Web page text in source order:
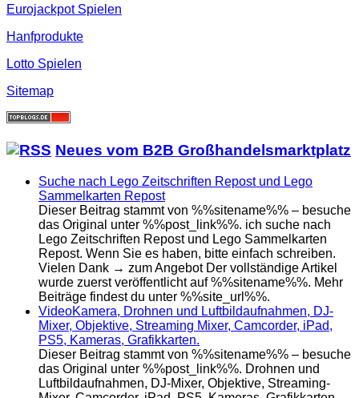
Eurojackpot Spielen
Hanfprodukte
Lotto Spielen
Sitemap
Neues vom B2B Großhandelsmarktplatz
Suche nach Lego Zeitschriften Repost und Lego
Sammelkarten Repost
Dieser Beitrag stammt von %%sitename%% – besuche
das Original unter %%post_link%%. ich suche nach
Lego Zeitschriften Repost und Lego Sammelkarten
Repost. Wenn Sie es haben, bitte einfach schreiben.
Vielen Dank → zum Angebot Der vollständige Artikel
wurde zuerst veröffentlicht auf %%sitename%%. Mehr
Beiträge findest du unter %%site_url%%.
VideoKamera, Drohnen und Luftbildaufnahmen, DJ-
Mixer, Objektive, Streaming Mixer, Camcorder, iPad,
PS5, Kameras, Grafikkarten.
Dieser Beitrag stammt von %%sitename%% – besuche
das Original unter %%post_link%%. Drohnen und
Luftbildaufnahmen, DJ-Mixer, Objektive, Streaming-